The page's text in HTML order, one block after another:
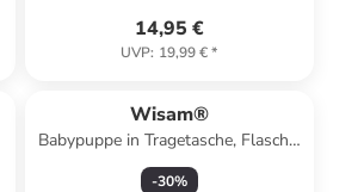
14,95 €
UVP: 19,99 €*
Wisam®
Babypuppe in Tragetasche, Flasche,
Schnuller, spricht
-30%